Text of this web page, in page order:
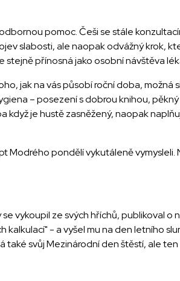
pomoc. Češi se stále
slabosti, ale naopak odvážný krok,
stejně přínosná jako osobní návštěva
jak na vás působí roční doba, možná
– posezení s dobrou knihou,
je hustě zasněžený, naopak
pondělí vykutáleně vymysleli.
vykoupil ze svých hříchů, publikoval o
kalkulací" - a vyšel mu na den letního
svůj Mezinárodní den štěstí, ale